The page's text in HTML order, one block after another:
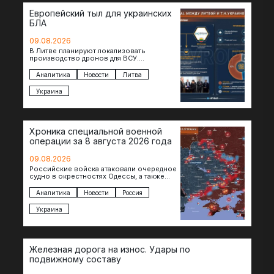
Европейский тыл для украинских
БЛА
09.08.2026
В Литве планируют локализовать
производство дронов для ВСУ.
президенты Гитанас Науседа и Владимир
Зеленский подписали…
Аналитика Новости Литва
Украина
Хроника специальной военной
операции за 8 августа 2026 года
09.08.2026
Российские войска атаковали очередное
судно в окрестностях Одессы, а также
и Черниговской областях. В Сумской…
Аналитика Новости Россия
Украина
Железная дорога на износ. Удары по
подвижному составу